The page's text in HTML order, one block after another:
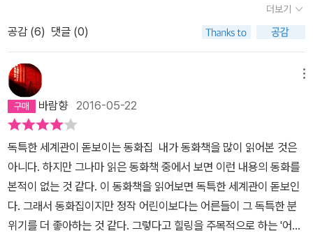
민이가 그랬다고 믿지 않는다. 함께 있었으면서도 듣지 못했다고 잡
아떼는 친구들과 어른들. 병우는 답답하기만 하다. 그것은 정말 수민
한 존재를 바로 서게 하는 힘에 대한 물음이다. 하나의 존재가 하나의
존재를 온전히 만들고 세울 수 있는 것이 아니라, 주변의 많은 존재의
힘이 뒤섞여 한 존재를 이뤄 나간다는 지점을 짚어 내고 있다. “저 아
줌만 누구야?” “죽었던 우리 엄마.”_「종이 집에 종이 엄마가」 미솔이
대신 기타를 안고 다니고 미솔이 대신 오디션을 택한 가수 엄마는 미
솔이를 할머니 집 앞에 데려다놓으며 말했다. “혼자다 생각하고 강하
게 살아가면 돼.” 엄마는 운동회에 오지 않고도 그 말을 했고 목욕탕
에 데려가서 바나나 우유를 사 주던 즐거운 순간에도 그 말을 했었다.
그래서 미솔이는 좋은 꿈을 꿀 틈이 없었다. 미솔이는 우는 법도 종이
내게 그런 작가들 중 한 명이다. 복수의 여신에서 그 맛깔스러운 문장
과 상큼한 내용에 끌렸고 광인수술보고서에서 그의 실험정신과 주제
의식에 뒤통수를 얻어맞았다. 이번 작품을 읽으며 드는 느낌은 이제
참신한 상상력을 넘어 기묘한 4차원의 세계를 보는 느낌이다. 이 작
가에게는 어떻게 이런 게 보일까? 어딘가에 숨어 눈에 띄지 않거나
눈에 띌까 두려운 이런 내면들을 어떻게 들여다 보았으며 어떻게 이
해했을까?『돌 씹어 먹는 아이 』라는 엽기적인 느낌의 표제작을 비롯
하여 7편이 실린 단편집이다. 나의 경우에, 단편은 읽고 나면 다른 책
들과 내용이 뒤죽박죽 되어 잘 기억이 나지 않는다는 문제가 있다. 내
용이 짧은 만큼 여운도 짧다는 뜻이 되겠다. 그런데 이 책의 단편들은
워낙 느낌이 독특해서 다른 작품들과 쉽게 섞일 것 같지가 않다. 그림
작가 안경미의 독특한 그림도 한 몫을 하는 것 같다.첫 작품 제목은
더보기
공감 (6) 댓글 (0)
바람향2016-05-22
독특한 세계관이 돋보이는 동화집 내가 동화책을 많이 읽어본 것은
아니다. 하지만 그나마 읽은 동화책 중에서 보면 이런 내용의 동화를
본적이 없는 것 같다. 이 동화책을 읽어보면 독특한 세계관이 돋보인
다. 그래서 동화집이지만 정작 어린이보다는 어른들이 그 독특한 분
위기를 더 좋아하는 것 같다. 그렇다고 힐링을 주목적으로 하는 '어른